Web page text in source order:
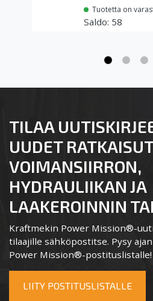
Tuotetta on
58
TILAA
UUDET RATKAISUT
VOIMANSIIRRON,
HYDRAULIIKAN JA
LAAKEROINNIN
Kraftmekin Power Mission®-
tilaajille sähköpostitse. Pysy
Power Mission®-postituslistalle!
LIITY POSTITUSLISTALLE